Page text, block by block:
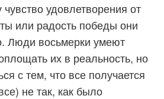
удовлетворения от
или радость победы они
Люди восьмерки умеют
их в реальность, но
с тем, что все получается
не так, как было